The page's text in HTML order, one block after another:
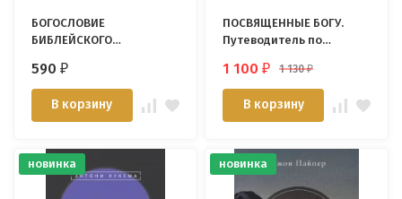
БОГОСЛОВИЕ
БИБЛЕЙСКОГО
Доктринальное
основание служения
душепопечения. Хит
Ламберт
590₽
В корзину
ПОСВЯЩЕННЫЕ БОГУ.
Путеводитель по
святости. Синклер
Фергюсон
1 100₽ 1 130₽
В корзину
новинка новинка